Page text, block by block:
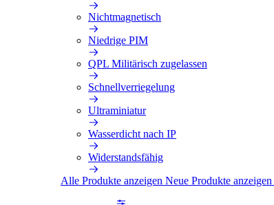
Nichtmagnetisch
Niedrige PIM
QPL Militärisch zugelassen
Schnellverriegelung
Ultraminiatur
Wasserdicht nach IP
Widerstandsfähig
Alle Produkte anzeigen Neue Produkte anzeigen